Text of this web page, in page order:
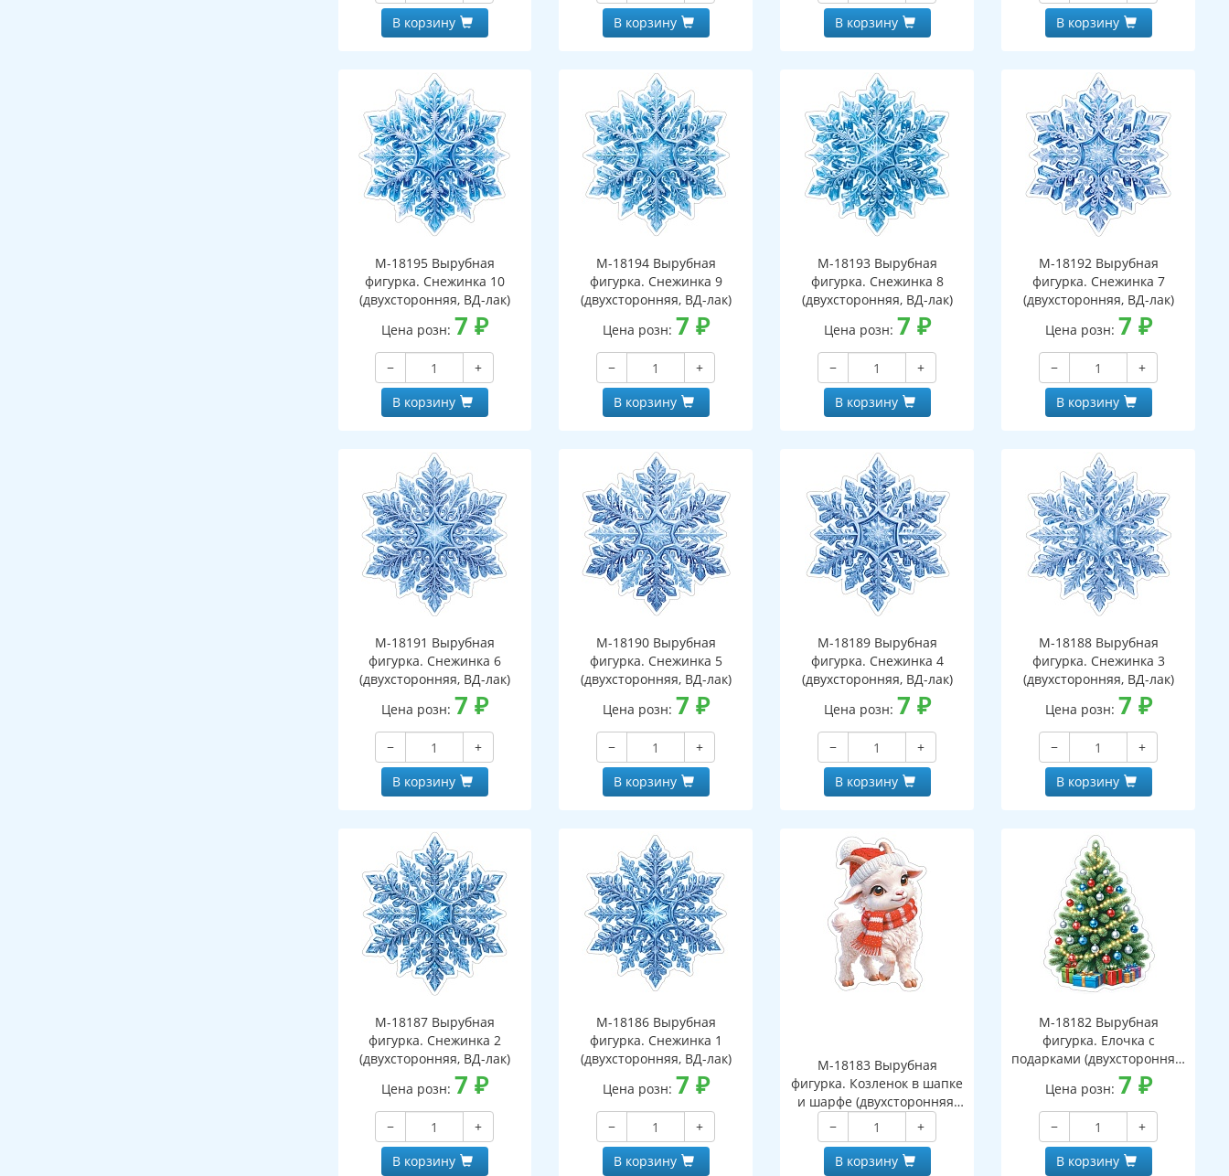
В корзину
В корзину
В корзину
В корзину
М-18195 Вырубная
фигурка. Снежинка 10
(двухсторонняя, ВД-лак)
Цена розн: 7 ₽
−
+
В корзину
М-18194 Вырубная
фигурка. Снежинка 9
(двухсторонняя, ВД-лак)
Цена розн: 7 ₽
−
+
В корзину
М-18193 Вырубная
фигурка. Снежинка 8
(двухсторонняя, ВД-лак)
Цена розн: 7 ₽
−
+
В корзину
М-18192 Вырубная
фигурка. Снежинка 7
(двухсторонняя, ВД-лак)
Цена розн: 7 ₽
−
+
В корзину
М-18191 Вырубная
фигурка. Снежинка 6
(двухсторонняя, ВД-лак)
Цена розн: 7 ₽
−
+
В корзину
М-18190 Вырубная
фигурка. Снежинка 5
(двухсторонняя, ВД-лак)
Цена розн: 7 ₽
−
+
В корзину
М-18189 Вырубная
фигурка. Снежинка 4
(двухсторонняя, ВД-лак)
Цена розн: 7 ₽
−
+
В корзину
М-18188 Вырубная
фигурка. Снежинка 3
(двухсторонняя, ВД-лак)
Цена розн: 7 ₽
−
+
В корзину
М-18187 Вырубная
фигурка. Снежинка 2
(двухсторонняя, ВД-лак)
Цена розн: 7 ₽
−
+
В корзину
М-18186 Вырубная
фигурка. Снежинка 1
(двухсторонняя, ВД-лак)
Цена розн: 7 ₽
−
+
В корзину
М-18183 Вырубная
фигурка. Козленок в шапке
и шарфе (двухсторонняя,
ВД-лак)
−
+
В корзину
М-18182 Вырубная
фигурка. Елочка с
подарками (двухсторонняя,
ВД-лак)
Цена розн: 7 ₽
−
+
В корзину